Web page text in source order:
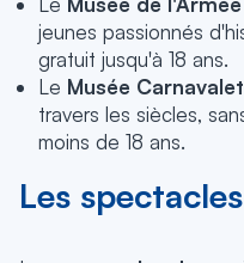
jeunes passionnés
gratuit jusqu'à 18 ans.
Le Musée Carnavalet
travers les siècles,
moins de 18 ans.
Les